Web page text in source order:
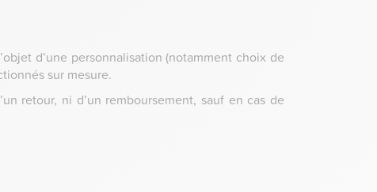
d’une personnalisation (notamment choix de
sur mesure.
retour, ni d’un remboursement, sauf en cas de